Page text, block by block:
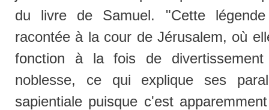
du livre de Samuel. "Cette
racontée à la cour de Jérusalem, où
fonction à la fois de
noblesse, ce qui explique ses
sapientiale puisque c'est